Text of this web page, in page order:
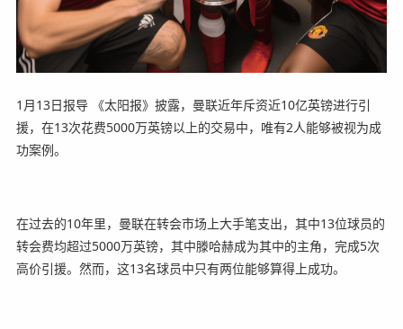
1月13日报导 《太阳报》披露，曼联近年斥资近10亿英镑进行引
援，在13次花费5000万英镑以上的交易中，唯有2人能够被视为成
功案例。
在过去的10年里，曼联在转会市场上大手笔支出，其中13位球员的
转会费均超过5000万英镑，其中滕哈赫成为其中的主角，完成5次
高价引援。然而，这13名球员中只有两位能够算得上成功。